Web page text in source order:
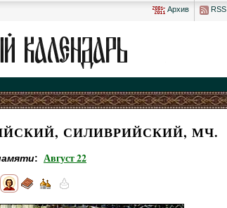
Архив RSS
СИЛИВРИЙСКИЙ, МЧ.
: Август 22